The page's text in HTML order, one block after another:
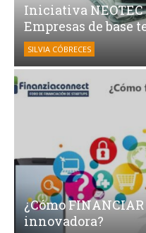
Iniciativa
Empresas de base
SILVIA CÓBRECES
¿Cómo
innovadora?